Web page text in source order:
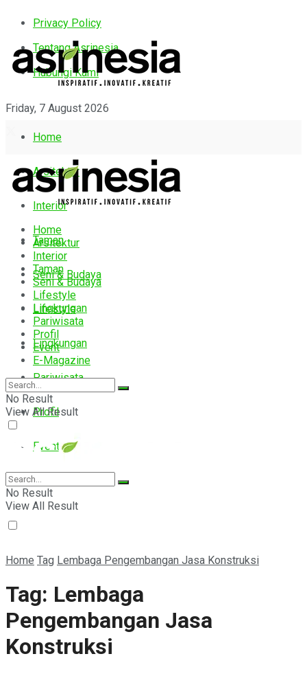
Privacy Policy
Tentang Asrinesia
Hubungi Kami
Friday, 7 August 2026
Home
Arsitektur
Interior
Taman
Seni & Budaya
Lifestyle
Lingkungan
Pariwisata
Profil
Event
E-Magazine
Home
Arsitektur
Interior
Taman
Seni & Budaya
Lifestyle
Lingkungan
Pariwisata
Profil
Event
E-Magazine
No Result
View All Result
No Result
View All Result
Home Tag Lembaga Pengembangan Jasa Konstruksi
Tag: Lembaga
Pengembangan Jasa
Konstruksi